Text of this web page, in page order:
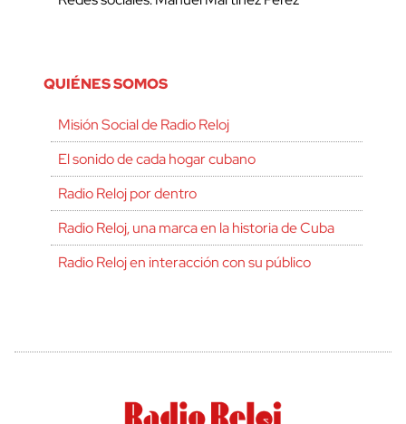
QUIÉNES SOMOS
Misión Social de Radio Reloj
El sonido de cada hogar cubano
Radio Reloj por dentro
Radio Reloj, una marca en la historia de Cuba
Radio Reloj en interacción con su público